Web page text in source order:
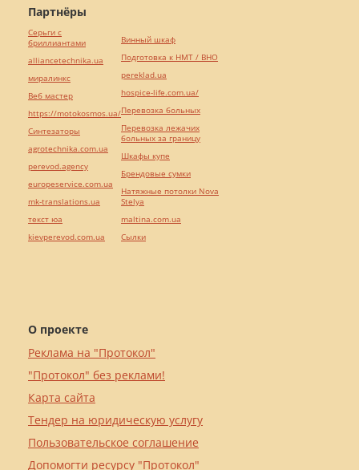
О проекте
Реклама на "Протокол"
"Протокол" без реклами!
Карта сайта
Тендер на юридическую услугу
Пользовательское соглашение
Допомогти ресурсу "Протокол"
Партнёры
Серьги с
бриллиантами
alliancetechnika.ua
миралинкс
Веб мастер
https://motokosmos.ua/
Синтезаторы
agrotechnika.com.ua
perevod.agency
europeservice.com.ua
mk-translations.ua
текст юа
kievperevod.com.ua
Винный шкаф
Подготовка к НМТ / ВНО
pereklad.ua
hospice-life.com.ua/
Перевозка больных
Перевозка лежачих
больных за границу
Шкафы купе
Брендовые сумки
Натяжные потолки Nova
Stelya
maltina.com.ua
Cылки